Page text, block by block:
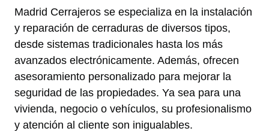
Madrid Cerrajeros se especializa en la instalación
y reparación de cerraduras de diversos tipos,
desde sistemas tradicionales hasta los más
avanzados electrónicamente. Además, ofrecen
asesoramiento personalizado para mejorar la
seguridad de las propiedades. Ya sea para una
vivienda, negocio o vehículos, su profesionalismo
y atención al cliente son inigualables.